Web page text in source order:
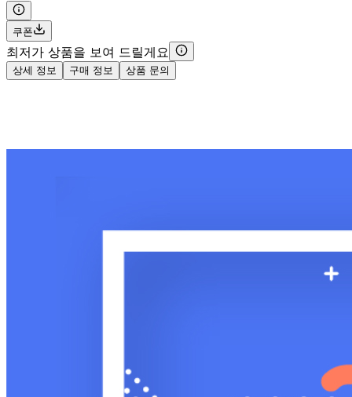
쿠폰
최저가 상품을 보여 드릴게요
상세 정보 구매 정보 상품 문의